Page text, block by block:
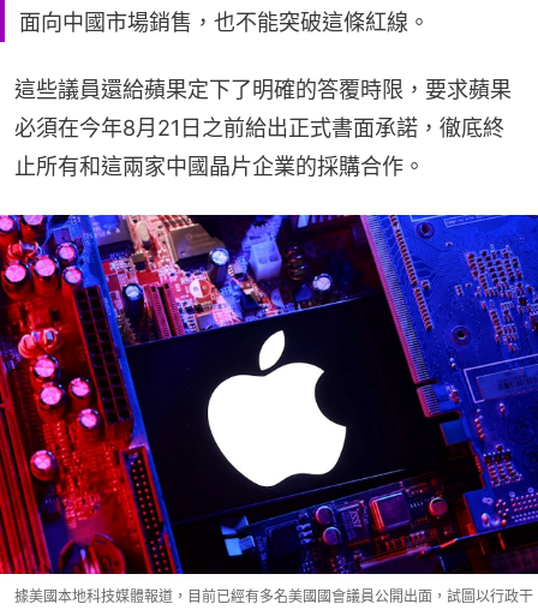
面向中國市場銷售，也不能突破這條紅線。
這些議員還給蘋果定下了明確的答覆時限，要求蘋果
必須在今年8月21日之前給出正式書面承諾，徹底終
止所有和這兩家中國晶片企業的採購合作。
據美國本地科技媒體報道，目前已經有多名美國國會議員公開出面，試圖以行政干